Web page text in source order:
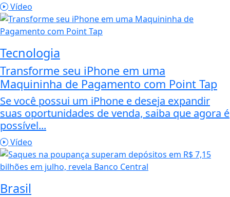
Vídeo
Tecnologia
Transforme seu iPhone em uma
Maquininha de Pagamento com Point Tap
Se você possui um iPhone e deseja expandir
suas oportunidades de venda, saiba que agora é
possível...
Vídeo
Brasil